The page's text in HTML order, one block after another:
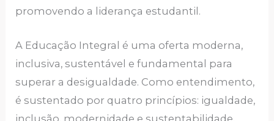
promovendo a liderança estudantil.
A Educação Integral é uma oferta moderna,
inclusiva, sustentável e fundamental para
superar a desigualdade. Como entendimento,
é sustentado por quatro princípios: igualdade,